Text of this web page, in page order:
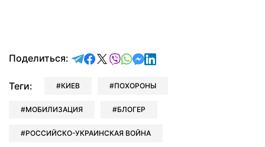
Поделиться: отправить в Telegram
поделиться в Facebook
поделиться в X
отправить в Viber
отправить в Whatsapp
отправить в Messenger
отправить в LinkedIn
Теги: КИЕВ ПОХОРОНЫ
МОБИЛИЗАЦИЯ БЛОГЕР
РОССИЙСКО-УКРАИНСКАЯ ВОЙНА